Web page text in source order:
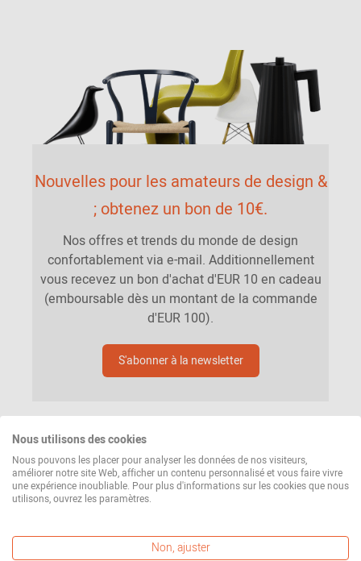
Nouvelles pour les amateurs de design &
; obtenez un bon de 10€.
Nos offres et trends du monde de design
confortablement via e-mail. Additionnellement
vous recevez un bon d'achat d'EUR 10 en cadeau
(emboursable dès un montant de la commande
d'EUR 100).
S'abonner à la newsletter
Nous utilisons des cookies
Nous pouvons les placer pour analyser les données de nos visiteurs,
améliorer notre site Web, afficher un contenu personnalisé et vous faire vivre
une expérience inoubliable. Pour plus d'informations sur les cookies que nous
utilisons, ouvrez les paramètres.
Non, ajuster